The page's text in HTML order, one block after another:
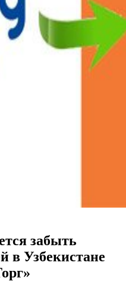
забыть
в Узбекистане